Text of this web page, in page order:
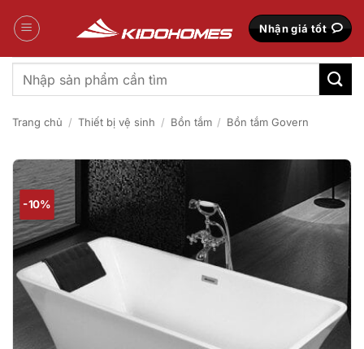
qua
Nhận giá tốt
Tìm
kiếm:
Trang chủ / Thiết bị vệ sinh / Bồn tắm / Bồn tắm Govern
-10%